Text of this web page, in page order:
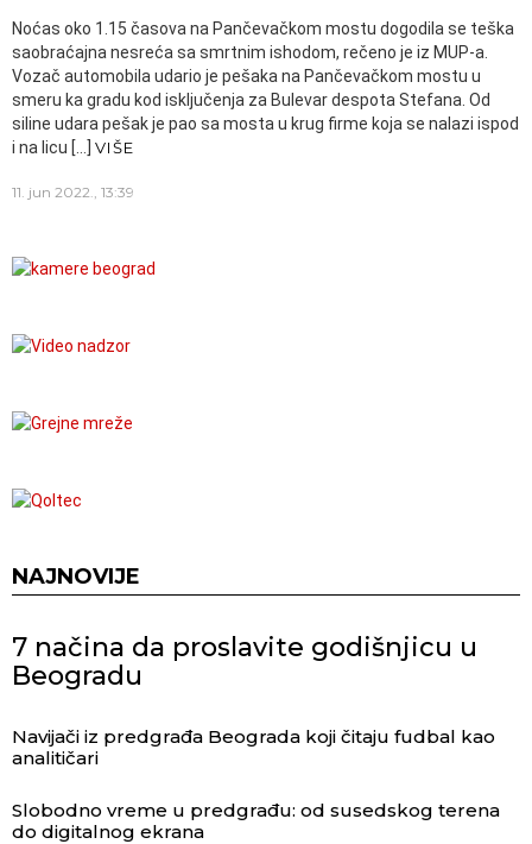
Noćas oko 1.15 časova na Pančevačkom mostu dogodila se teška
saobraćajna nesreća sa smrtnim ishodom, rečeno je iz MUP-a.
Vozač automobila udario je pešaka na Pančevačkom mostu u
smeru ka gradu kod isključenja za Bulevar despota Stefana. Od
siline udara pešak je pao sa mosta u krug firme koja se nalazi ispod
i na licu […] VIŠE
11. jun 2022., 13:39
NAJNOVIJE
7 načina da proslavite godišnjicu u
Beogradu
Navijači iz predgrađa Beograda koji čitaju fudbal kao
analitičari
Slobodno vreme u predgrađu: od susedskog terena
do digitalnog ekrana